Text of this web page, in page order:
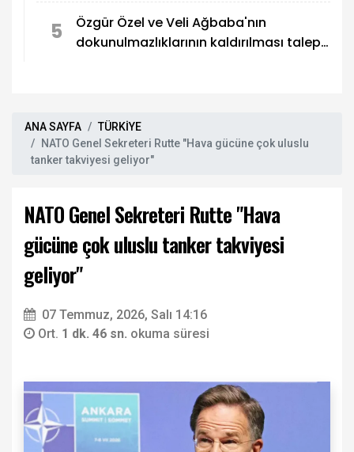
5
Özgür Özel ve Veli Ağbaba'nın
dokunulmazlıklarının kaldırılması talep
ANA SAYFA
TÜRKİYE
NATO Genel Sekreteri Rutte "Hava gücüne çok uluslu
tanker takviyesi geliyor"
NATO Genel Sekreteri Rutte "Hava
gücüne çok uluslu tanker takviyesi
geliyor"
07 Temmuz, 2026, Salı 14:16
Ort. 1 dk. 46 sn. okuma süresi